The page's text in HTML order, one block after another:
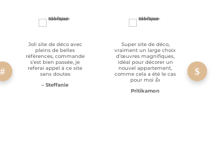
Joli site de déco avec
pleins de belles
références, commande
s’est bien passée, je
referai appel à ce site
sans doutes
– Steffanie
Super site de déco,
vraiment un large choix
d’œuvres magnifiques,
idéal pour décorer un
nouvel appartement,
comme cela a été le cas
pour moi 👍
Pritikamon